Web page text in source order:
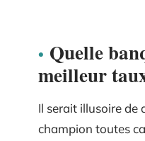
Quelle
meilleur
Il serait illusoire de
champion toutes